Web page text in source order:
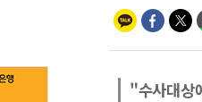
"수사대상